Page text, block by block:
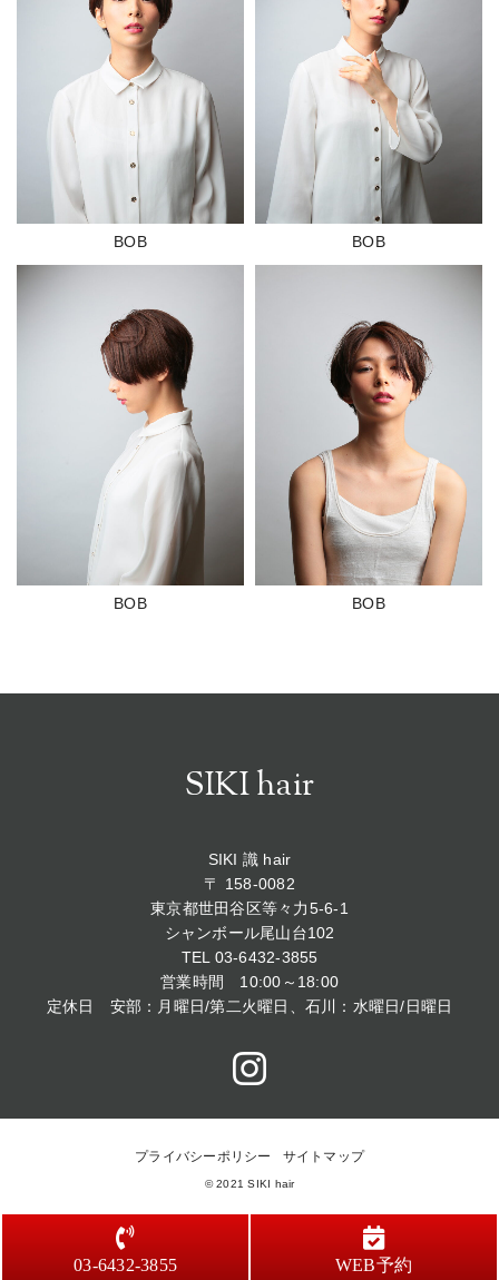
BOB BOB
BOB BOB
SIKI hair
SIKI 識 hair
〒 158-0082
東京都世田谷区等々力5-6-1
シャンボール尾山台102
TEL 03-6432-3855
営業時間 10:00～18:00
定休日 安部：月曜日/第二火曜日、石川：水曜日/日曜日
プライバシーポリシー サイトマップ
© 2021 SIKI hair
03-6432-3855 WEB予約